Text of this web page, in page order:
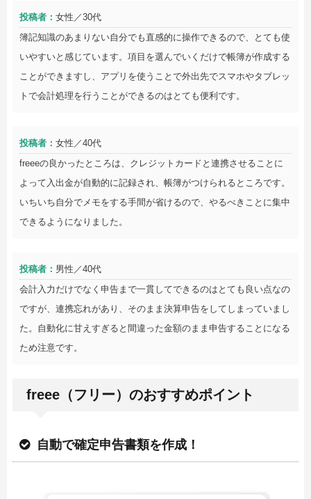
投稿者： 女性／30代
簿記知識のあまりない自分でも直感的に操作できるので、とても使
いやすいと感じています。項目を選んでいくだけで帳簿が作成する
ことができますし、アプリを使うことで外出先でスマホやタブレッ
トで会計処理を行うことができるのはとても便利です。
投稿者： 女性／40代
freeeの良かったところは、クレジットカードと連携させることに
よって入出金が自動的に記録され、帳簿がつけられるところです。
いちいち自分でメモをする手間が省けるので、やるべきことに集中
できるようになりました。
投稿者： 男性／40代
会計入力だけでなく申告まで一貫してできるのはとても良い点なの
ですが、連携忘れがあり、そのまま決算申告をしてしまっていまし
た。自動化に甘えすぎると間違った金額のまま申告することになる
ため注意です。
freee（フリー）のおすすめポイント
自動で確定申告書類を作成！